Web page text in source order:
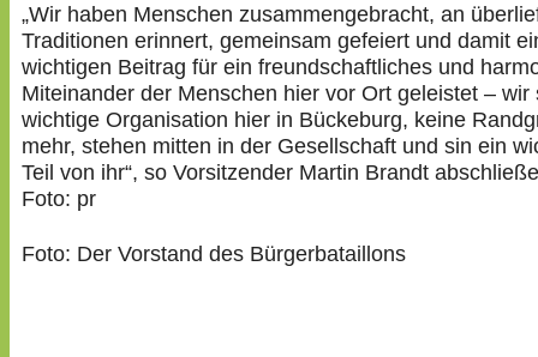
„Wir haben Menschen zusammengebracht, an
Traditionen erinnert, gemeinsam gefeiert und damit
wichtigen Beitrag für ein freundschaftliches und
Miteinander der Menschen hier vor Ort geleistet – wir
wichtige Organisation hier in Bückeburg, keine
mehr, stehen mitten in der Gesellschaft und sin ein
Teil von ihr“, so Vorsitzender Martin Brandt
Foto: pr
Foto: Der Vorstand des Bürgerbataillons